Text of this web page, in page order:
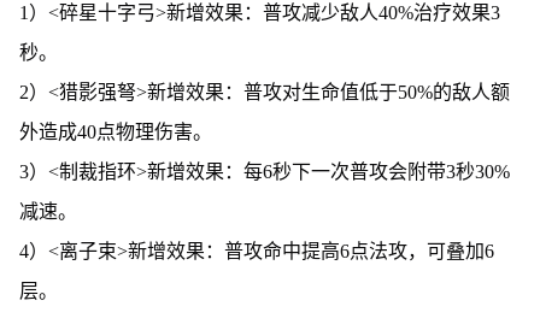
1）<碎星十字弓>新增效果：普攻减少敌人40%治疗效果3
秒。
2）<猎影强弩>新增效果：普攻对生命值低于50%的敌人额
外造成40点物理伤害。
3）<制裁指环>新增效果：每6秒下一次普攻会附带3秒30%
减速。
4）<离子束>新增效果：普攻命中提高6点法攻，可叠加6
层。